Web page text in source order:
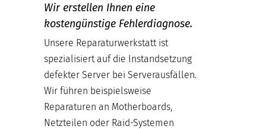
Wir erstellen Ihnen eine
kostengünstige Fehlerdiagnose.
Unsere Reparaturwerkstatt ist
spezialisiert auf die Instandsetzung
defekter Server bei Serverausfällen.
Wir führen beispielsweise
Reparaturen an Motherboards,
Netzteilen oder Raid-Systemen